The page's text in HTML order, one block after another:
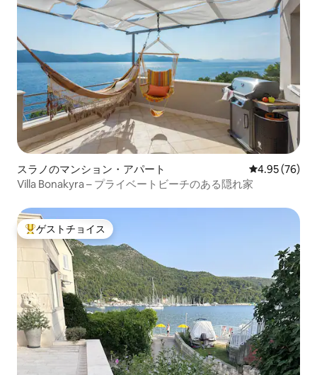
スラノのマンション・アパート レビュー76
4.95 (76)
Villa Bonakyra – プライベートビーチのある隠れ家
大好評のゲストチョイスです。
ゲストチョイス